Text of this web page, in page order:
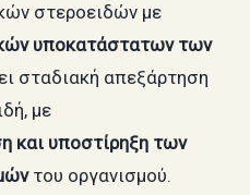
στεροειδών με
υποκατάστατων των
σταδιακή απεξάρτηση
με
και υποστίρηξη των
του οργανισμού.